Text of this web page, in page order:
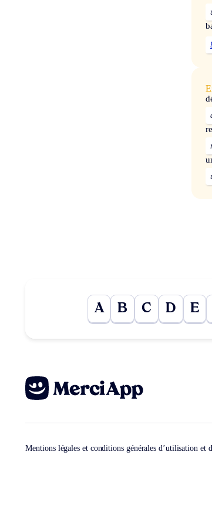
A B C D E
Mentions légales et conditions générales d’utilisation et